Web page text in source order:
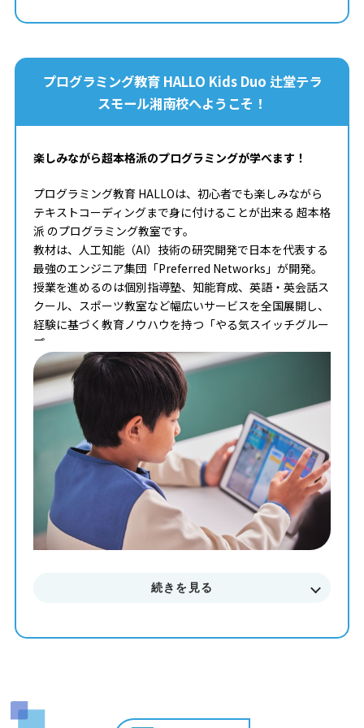
プログラミング教育 HALLO Kids Duo 辻堂テラ
スモール湘南校へようこそ！
楽しみながら超本格派のプログラミングが学べます！
プログラミング教育 HALLOは、初心者でも楽しみながら
テキストコーディングまで身に付けることが出来る 超本格
派 のプログラミング教室です。
教材は、人工知能（AI）技術の研究開発で日本を代表する
最強のエンジニア集団「Preferred Networks」が開発。
授業を進めるのは個別指導塾、知能育成、英語・英会話ス
クール、スポーツ教室など幅広いサービスを全国展開し、
経験に基づく教育ノウハウを持つ「やる気スイッチグルー
プ」。
タイピングからコンピュータサイエンスまで学べる最高の
教材を使って、一人ひとりのペースや理解度に合わせた個
別最適化レッスンでプログラミングを学ぶことが出来ま
まずはお気軽に無料体験授業にご参加下さい。
料金やカリキュラムなどに関してもご説明致します。
続きを見る